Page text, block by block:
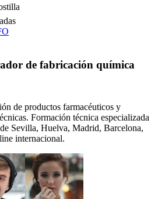
de fabricación química
de productos farmacéuticos y
Formación técnica especializada
Sevilla, Huelva, Madrid, Barcelona,
internacional.